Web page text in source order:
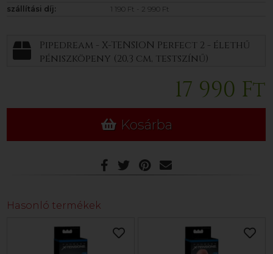
szállítási díj:
1 190 Ft - 2 990 Ft
Pipedream - X-TENSION Perfect 2 - élethű
péniszköpeny (20,3 cm, testszínű)
17 990 Ft
Kosárba
Hasonló termékek